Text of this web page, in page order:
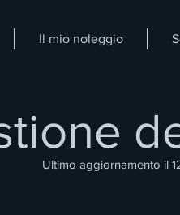
Il mio noleggio
Ultimo aggiornamento il